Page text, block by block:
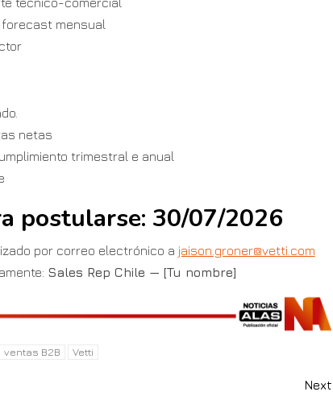
forecast mensual
netas
trimestral e anual
postularse: 30/07/2026
por correo electrónico a jaison.groner@vetti.com
Sales Rep Chile — [Tu nombre]
ventas B2B Vetti
Next